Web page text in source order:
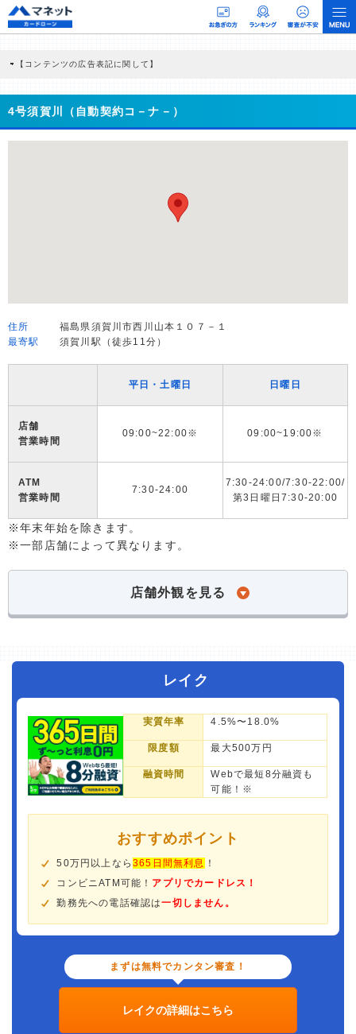
【コンテンツの広告表記に関して】
商品を根拠なくPRするものではなく、当編集部の調査／ユーザーへの口コミ収集な
どに基づき、公平性を担保した情報提供を行っています。
>提携企業一覧
4号須賀川（自動契約コ－ナ－）
住所
福島県須賀川市西川山本１０７－１
最寄駅
須賀川駅（徒歩11分）
平日・土曜日 日曜日
店舗
営業時間
09:00~22:00※ 09:00~19:00※
ATM
営業時間
7:30-24:00
7:30-24:00/7:30-22:00/
第3日曜日7:30-20:00
※年末年始を除きます。
※一部店舗によって異なります。
店舗外観を見る
レイク
実質年率 4.5%〜18.0%
限度額 最大500万円
融資時間
Webで最短8分融資も
可能！※
おすすめポイント
50万円以上なら365日間無利息 ！
コンビニATM可能！ アプリでカードレス！
勤務先への電話確認は一切しません。
まずは無料でカンタン審査！
レイクの詳細はこちら